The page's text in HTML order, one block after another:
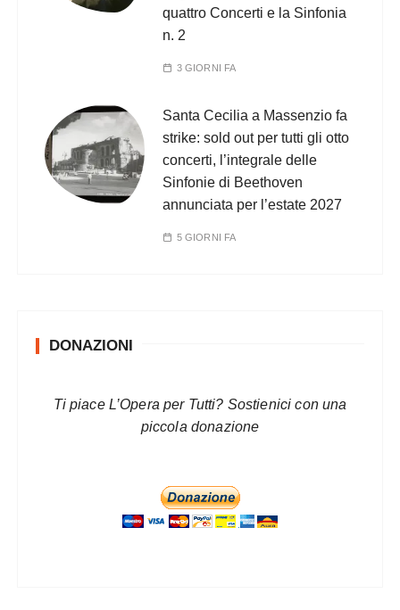
quattro Concerti e la Sinfonia
n. 2
3 GIORNI FA
Santa Cecilia a Massenzio fa
strike: sold out per tutti gli otto
concerti, l’integrale delle
Sinfonie di Beethoven
annunciata per l’estate 2027
5 GIORNI FA
DONAZIONI
Ti piace L’Opera per Tutti? Sostienici con una
piccola donazione